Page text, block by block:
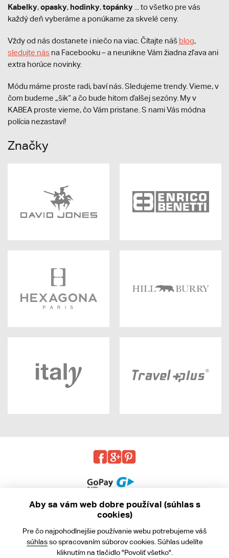
Kabelky,opasky, hodinky,topánky ... to všetko pre vás
každý deň vyberáme a ponúkame za skvelé ceny.
Vždy od nás dostanete i niečo na viac. Čítajte náš blog,
sledujte nás na Facebooku – a neunikne Vám žiadna zľava ani
extra horúce novinky.
Módu máme proste radi, baví nás. Sledujeme trendy. Vieme, v
čom budeme „šik“ a čo bude hitom ďalšej sezóny. My v
KABEA proste vieme, čo Vám pristane. S nami Vás módna
polícia nezastaví!
Značky
Obchodné podmienky
Ochrana osobných údajov
Aby sa vám web dobre používal (súhlas s
cookies)
Pre čo najpohodlnejšie používanie webu potrebujeme váš
súhlasso spracovaním súborov cookies. Súhlas udelíte
kliknutím na tlačidlo "Povoliť všetko".